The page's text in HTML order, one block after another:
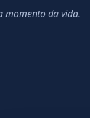
momento da vida.